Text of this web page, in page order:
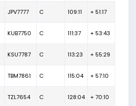
JPV7777 C 109:11 + 51:17
KUB7750 C 111:37 + 53:43
KSU7787 C 113:23 + 55:29
TBM7861 C 115:04 + 57:10
TZL7654 C 128:04 + 70:10